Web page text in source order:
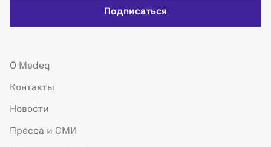
Подписаться
О Medeq
Контакты
Новости
Пресса и СМИ